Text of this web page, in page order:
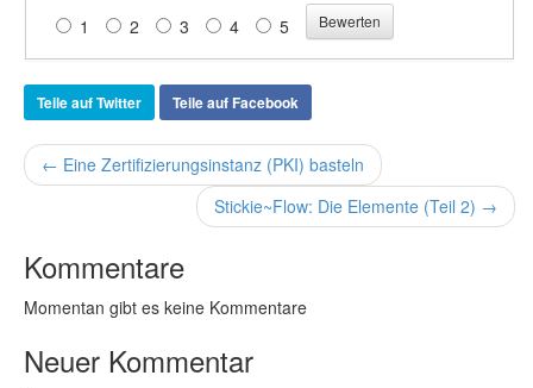
1
2 3 4 5
Teile auf Twitter Teile auf Facebook
← Eine Zertifizierungsinstanz (PKI) basteln
Stickie~Flow: Die Elemente (Teil 2) →
Kommentare
Momentan gibt es keine Kommentare
Neuer Kommentar